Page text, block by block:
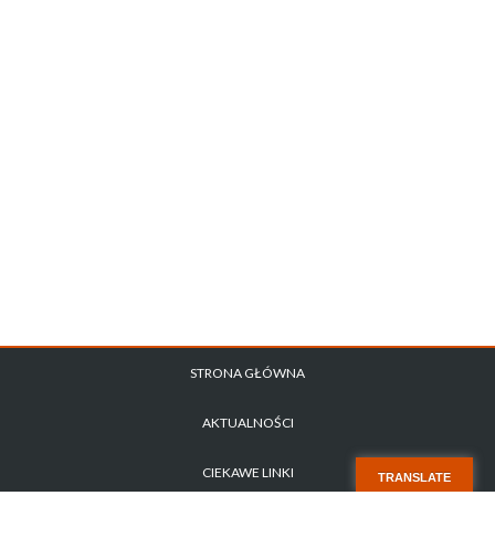
TRANSLATE
STRONA GŁÓWNA
AKTUALNOŚCI
CIEKAWE LINKI